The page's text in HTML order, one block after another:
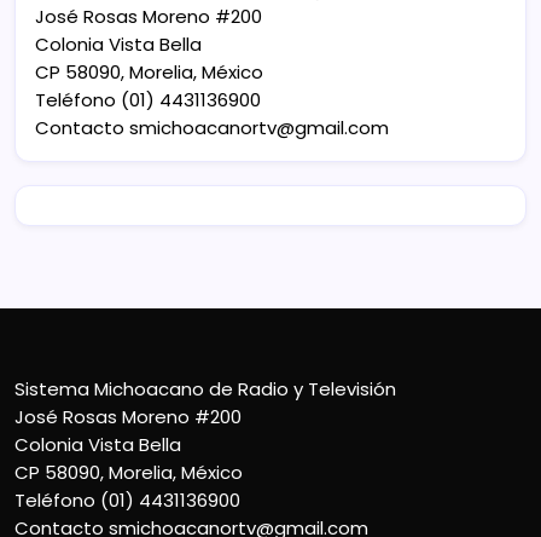
José Rosas Moreno #200
Colonia Vista Bella
CP 58090, Morelia, México
Teléfono (01) 4431136900
Contacto smichoacanortv@gmail.com
Sistema Michoacano de Radio y Televisión
José Rosas Moreno #200
Colonia Vista Bella
CP 58090, Morelia, México
Teléfono (01) 4431136900
Contacto smichoacanortv@gmail.com